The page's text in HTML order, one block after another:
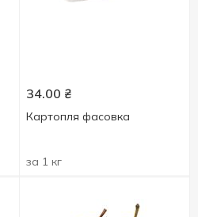
34.00 ₴
Картопля фасовка
за 1 кг